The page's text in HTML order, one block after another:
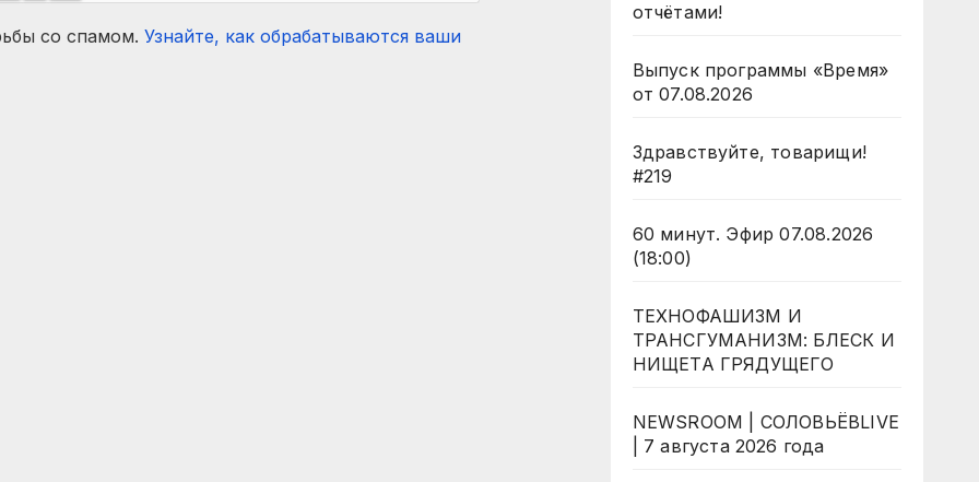
со спамом. Узнайте, как обрабатываются ваши
отчётами!
Выпуск программы «Время»
от 07.08.2026
Здравствуйте, товарищи!
#219
60 минут. Эфир 07.08.2026
(18:00)
ТЕХНОФАШИЗМ И
ТРАНСГУМАНИЗМ: БЛЕСК И
НИЩЕТА ГРЯДУЩЕГО
NEWSROOM | СОЛОВЬЁВLIVE
| 7 августа 2026 года